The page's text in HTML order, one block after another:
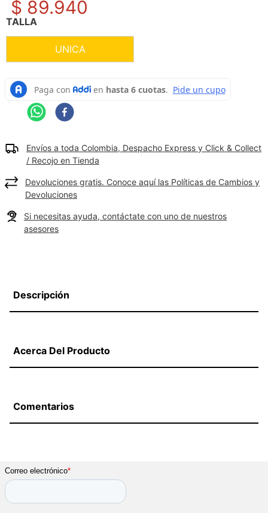
9. camisetas hombre
10. tenis mujer
$ 89.940
TALLA
UNICA
Envíos a toda Colombia, Despacho Express y Click & Collect
/ Recojo en Tienda
Devoluciones gratis. Conoce aquí las Políticas de Cambios y
Devoluciones
Si necesitas ayuda, contáctate con uno de nuestros
asesores
Descripción
Acerca Del Producto
Comentarios